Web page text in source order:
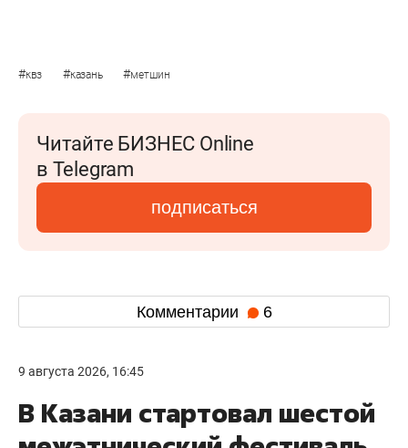
#квз #казань #метшин
Читайте БИЗНЕС Online
в Telegram
подписаться
Комментарии 6
9 августа 2026, 16:45
В Казани стартовал шестой